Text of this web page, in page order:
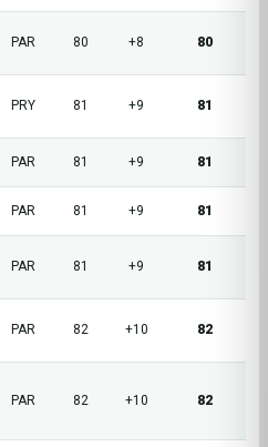
PAR 80 +8 80
PRY 81 +9 81
PAR 81 +9 81
PAR 81 +9 81
PAR 81 +9 81
PAR 82 +10 82
PAR 82 +10 82